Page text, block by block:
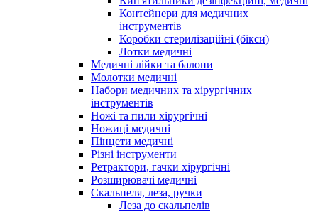
Контейнери для медичних
інструментів
Коробки стерилізаційні (бікси)
Лотки медичні
Медичні лійки та балони
Молотки медичні
Набори медичних та хірургічних
інструментів
Ножі та пили хірургічні
Ножиці медичні
Пінцети медичні
Різні інструменти
Ретрактори, гачки хірургічні
Розширювачі медичні
Скальпеля, леза, ручки
Леза до скальпелів